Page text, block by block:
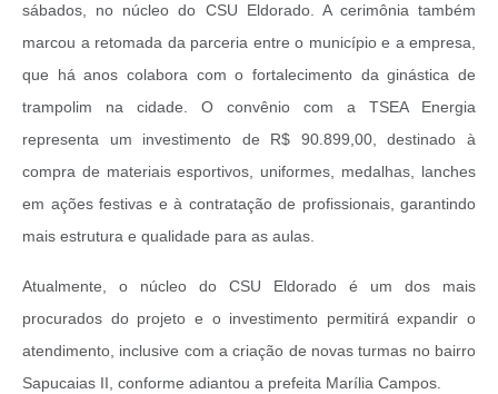
sábados, no núcleo do CSU Eldorado. A cerimônia também
marcou a retomada da parceria entre o município e a empresa,
que há anos colabora com o fortalecimento da ginástica de
trampolim na cidade. O convênio com a TSEA Energia
representa um investimento de R$ 90.899,00, destinado à
compra de materiais esportivos, uniformes, medalhas, lanches
em ações festivas e à contratação de profissionais, garantindo
mais estrutura e qualidade para as aulas.
Atualmente, o núcleo do CSU Eldorado é um dos mais
procurados do projeto e o investimento permitirá expandir o
atendimento, inclusive com a criação de novas turmas no bairro
Sapucaias II, conforme adiantou a prefeita Marília Campos.